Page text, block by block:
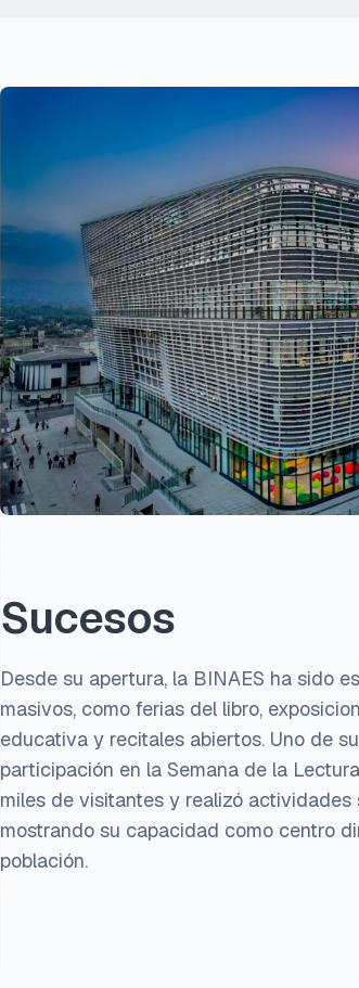
Sucesos
Desde su apertura, la BINAES ha sido
masivos, como ferias del libro,
educativa y recitales abiertos. Uno de
participación en la Semana de la
miles de visitantes y realizó
mostrando su capacidad como centro
población.